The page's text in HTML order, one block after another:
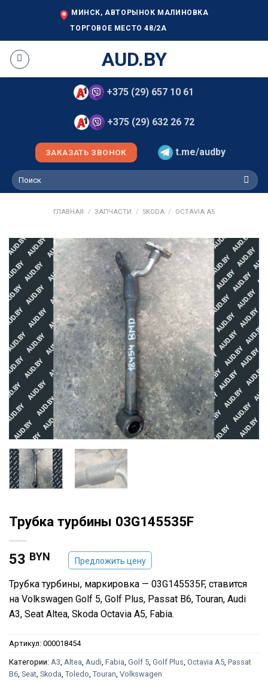
МИНСК, АВТОРЫНОК МАЛИНОВКА
ТОРГОВОЕ МЕСТО 48/2А
AUD.BY
+375 (29) 657 10 61
+375 (29) 632 26 72
ЗАКАЗАТЬ ЗВОНОК t.me/audby
Искать:
ГЛАВНАЯ / ЗАПЧАСТИ / SKODA / OCTAVIA A5
Трубка турбины 03G145535F
53 BYN Предложить цену
Трубка турбины, маркировка — 03G145535F, ставится
на Volkswagen Golf 5, Golf Plus, Passat B6, Touran, Audi
A3, Seat Altea, Skoda Octavia A5, Fabia.
Артикул: 000018454
Категории: A3 Altea Audi Fabia Golf 5 Golf Plus Octavia A5 Passat
B6 Seat Skoda Toledo Touran Volkswagen